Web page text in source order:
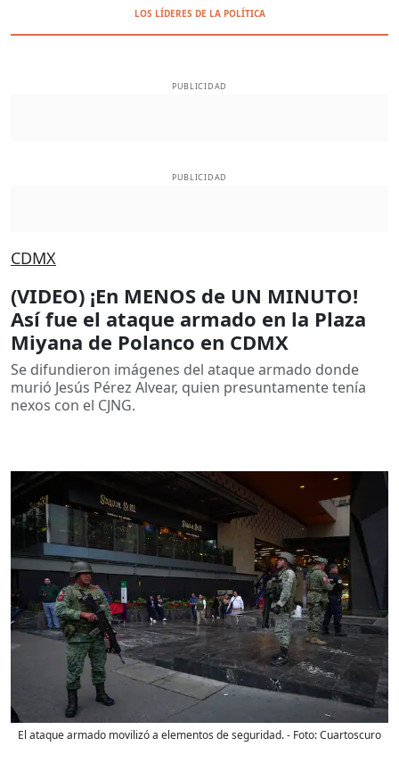
LOS LÍDERES DE LA POLÍTICA
PUBLICIDAD
PUBLICIDAD
CDMX
(VIDEO) ¡En MENOS de UN MINUTO!
Así fue el ataque armado en la Plaza
Miyana de Polanco en CDMX
Se difundieron imágenes del ataque armado donde
murió Jesús Pérez Alvear, quien presuntamente tenía
nexos con el CJNG.
El ataque armado movilizó a elementos de seguridad.- Foto:Cuartoscuro